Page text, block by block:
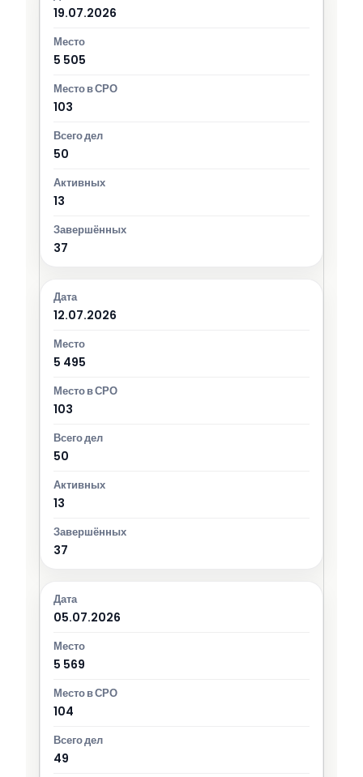
19.07.2026
5 505
103
50
13
37
12.07.2026
5 495
103
50
13
37
05.07.2026
5 569
104
49